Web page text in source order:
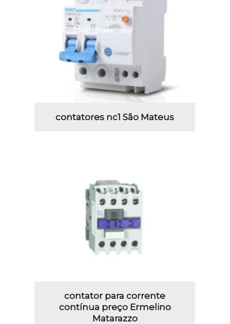
contatores nc1 São Mateus
contator para corrente
contínua preço Ermelino
Matarazzo